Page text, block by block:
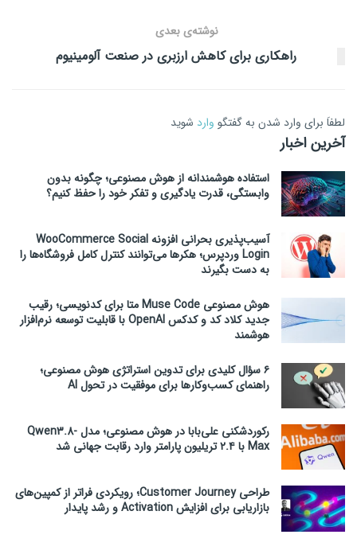
نوشته‌ی بعدی
راهکاری برای کاهش ارزبری در صنعت آلومینیوم
لطفاَ برای وارد شدن به گفتگو وارد شوید
آخرین اخبار
استفاده هوشمندانه از هوش مصنوعی؛ چگونه بدون
وابستگی، قدرت یادگیری و تفکر خود را حفظ کنیم؟
آسیب‌پذیری بحرانی افزونه WooCommerce Social
Login وردپرس؛ هکرها می‌توانند کنترل کامل فروشگاه‌ها را
به دست بگیرند
هوش مصنوعی Muse Code متا برای کدنویسی؛ رقیب
جدید کلاد کد و کدکس OpenAI با قابلیت توسعه نرم‌افزار
هوشمند
۶ سؤال کلیدی برای تدوین استراتژی هوش مصنوعی؛
راهنمای کسب‌وکارها برای موفقیت در تحول AI
رکوردشکنی علی‌بابا در هوش مصنوعی؛ مدل Qwen3.8-
Max با ۲.۴ تریلیون پارامتر وارد رقابت جهانی شد
طراحی Customer Journey؛ رویکردی فراتر از کمپین‌های
بازاریابی برای افزایش Activation و رشد پایدار